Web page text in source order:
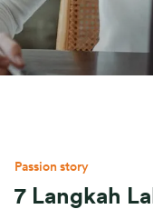
Passion story
7 Langkah